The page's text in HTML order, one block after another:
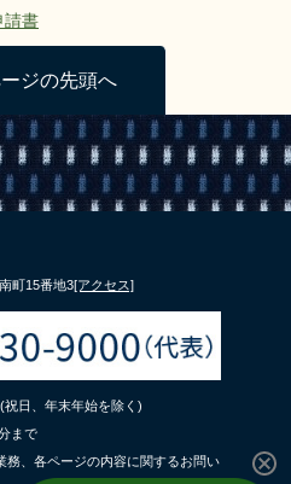
請書
ジの先頭へ
町15番地3[アクセス]
日、年末年始を除く)
まで
務、各ページの内容に関するお問い